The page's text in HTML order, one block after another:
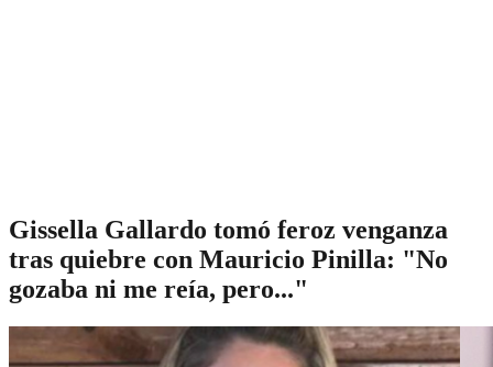
Gissella Gallardo tomó feroz venganza
tras quiebre con Mauricio Pinilla: "No
gozaba ni me reía, pero..."